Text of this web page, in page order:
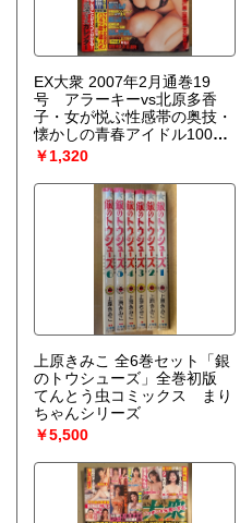
EX大衆 2007年2月通巻19
号 アラーキーvs北原多香
子・女が悦ぶ性感帯の奥技・
懐かしの青春アイドル100人
名鑑 袋とじ3種未開封。熊
田曜子 ビキニ7p・石原真理
子 17才・大久保麻梨子・杉
本有美・相沢仁美・山崎真
実・大原かおり 他
￥1,320
上原きみこ 全6巻セット「銀
のトウシューズ」全巻初版
てんとう虫コミックス まり
ちゃんシリーズ
￥5,500